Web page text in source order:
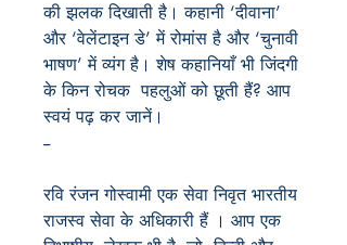
की झलक दिखाती है। कहानी ‘दीवाना’
और ‘वेलेंटाइन डे’ में रोमांस है और ‘चुनावी
भाषण’ में व्यंग है। शेष कहानियाँ भी जिंदगी
के किन रोचक पहलुओं को छूती हैं? आप
स्वयं पढ़ कर जानें।
--
रवि रंजन गोस्वामी एक सेवा निवृत भारतीय
राजस्व सेवा के अधिकारी हैं । आप एक